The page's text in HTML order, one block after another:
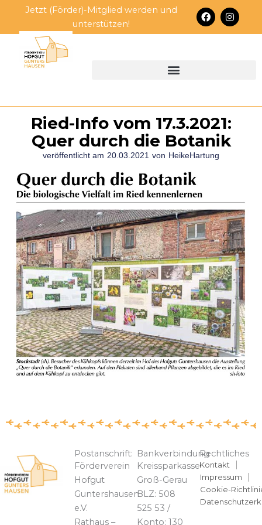
springen
Jetzt (Förder)-Mitglied werden und
unterstützen!
F
a
c
I
n
s
Ried-Info vom 17.3.2021:
Quer durch die Botanik
veröffentlicht am 20.03.2021 von HeikeHartung
Postanschrift:
Förderverein
Hofgut
Guntershausen
e.V.
Rathaus –
Bankverbindung
Kreissparkasse
Groß-Gerau
BLZ: 508
525 53 /
Konto: 130
Rechtliches
Kontakt
Impressum
Cookie-